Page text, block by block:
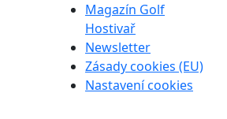
Magazín Golf
Hostivař
Newsletter
Zásady cookies (EU)
Nastavení cookies